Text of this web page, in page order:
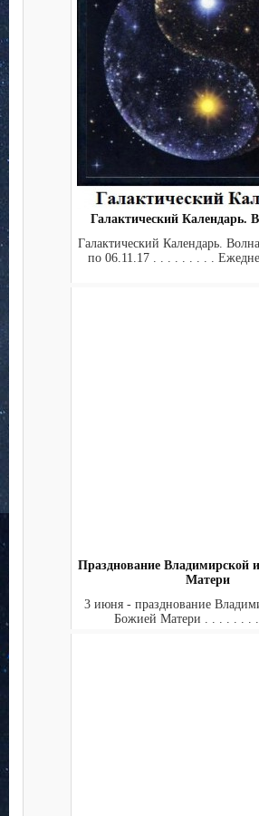
Галактический Календарь.
Галактический Календарь.
по 06.11.17 . . . . . . . . .
Празднование Владимирской
Матери
3 июня - празднование
Божией Матери . . . . . . . .